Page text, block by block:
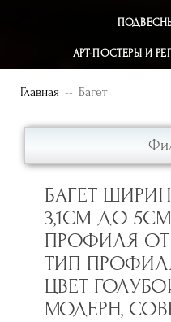
АРТ-ПОСТЕРЫ И
Главная Багет
БАГЕТ
3,1СМ ДО
ПРОФИЛЯ ОТ
ТИП
ЦВЕТ
МОДЕРН,